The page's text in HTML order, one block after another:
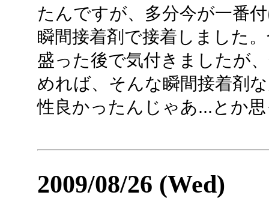
たんですが、多分今が一番
瞬間接着剤で接着しました
盛った後で気付きましたが
めれば、そんな瞬間接着剤
性良かったんじゃあ...とか
2009/08/26 (Wed)